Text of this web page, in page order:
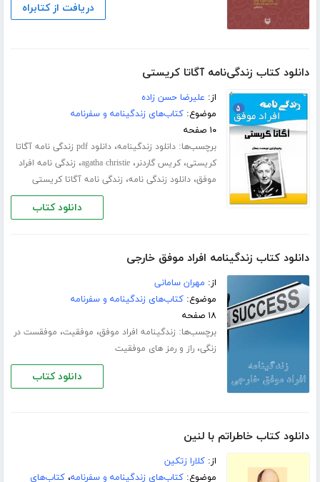
دریافت از کتابراه
دانلود کتاب زندگی‌نامه آگاتا کریستی
از: علیرضا حسن زاده
موضوع:کتاب‌های زندگینامه و سفرنامه
۱۰ صفحه
برچسب‌ها:دانلود زندگینامه،
دانلود pdf زندگی نامه آگاتا
کریستی،کریس گاردنر،agatha christie، زندگی نامه افراد
موفق،دانلود زندگی نامه، زندگی نامه آگاتا کریستی
دانلود کتاب
دانلود کتاب زندگینامه افراد موفق خارجی
از: مهران سامانی
موضوع:کتاب‌های زندگینامه و سفرنامه
۱۸ صفحه
برچسب‌ها: زندگینامه افراد موفق، موفقیت، موفقست در
زنگی،راز و رمز های موفقیت
دانلود کتاب
دانلود کتاب خاطراتم با لنین
از:کلارا زتکین
موضوع:کتاب‌های زندگینامه و سفرنامه،کتاب‌های